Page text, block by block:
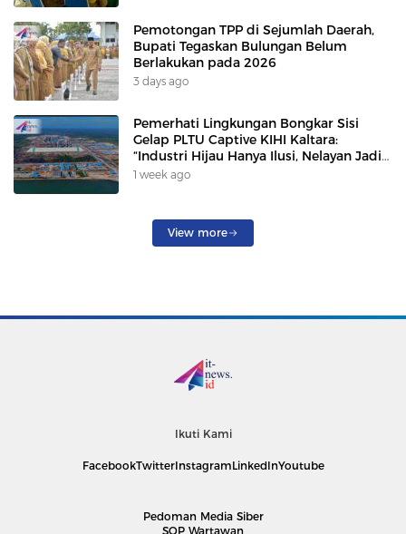
Pemotongan TPP di Sejumlah Daerah,
Bupati Tegaskan Bulungan Belum
Berlakukan pada 2026
3 days ago
Pemerhati Lingkungan Bongkar Sisi
Gelap PLTU Captive KIHI Kaltara:
“Industri Hijau Hanya Ilusi, Nelayan Jadi
Korban”
1 week ago
View more
Ikuti Kami
FacebookTwitterInstagramLinkedInYoutube
Pedoman Media Siber
SOP Wartawan